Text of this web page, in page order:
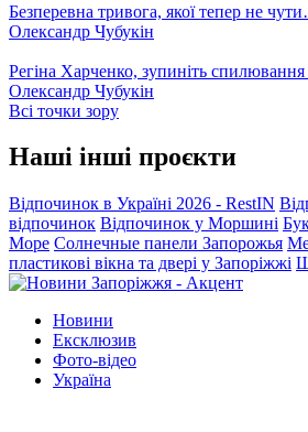
Безперевна тривога, якої тепер не
Олександр Чубукін
Регіна Харченко, зупиніть
Олександр Чубукін
Всі точки зору
Наші інші проєкти
Відпочинок в Україні 2026 - RestIN
відпочинок Відпочинок у Моршині
Море Солнечные панели Запорожья
пластикові вікна та двері у Запоріжжі
Новини
Ексклюзив
Фото-відео
Україна